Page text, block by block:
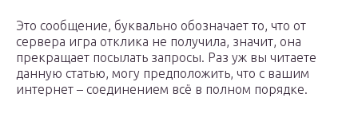
Это сообщение, буквально обозначает то, что от
сервера игра отклика не получила, значит, она
прекращает посылать запросы. Раз уж вы читаете
данную статью, могу предположить, что с вашим
интернет – соединением всё в полном порядке.